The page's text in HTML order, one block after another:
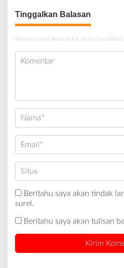
Tinggalkan Balasan
Alamat email Anda tidak akan
Beritahu saya akan tindak
surel.
Beritahu saya akan tulisan